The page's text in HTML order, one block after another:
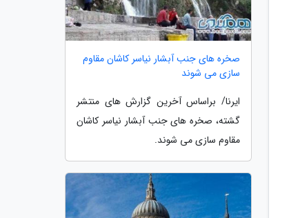
صخره های جنب آبشار نیاسر کاشان مقاوم
سازی می شوند
ایرنا/ براساس آخرین گزارش های منتشر
گشته، صخره های جنب آبشار نیاسر کاشان
مقاوم سازی می شوند.